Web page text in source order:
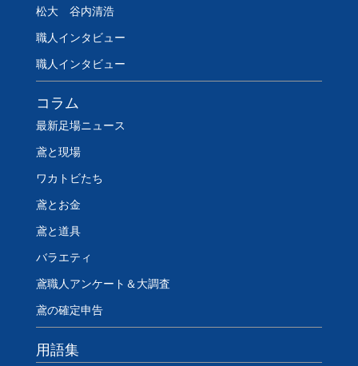
松大 谷内清浩
職人インタビュー
職人インタビュー
コラム
最新足場ニュース
鳶と現場
ワカトビたち
鳶とお金
鳶と道具
バラエティ
鳶職人アンケート＆大調査
鳶の確定申告
用語集